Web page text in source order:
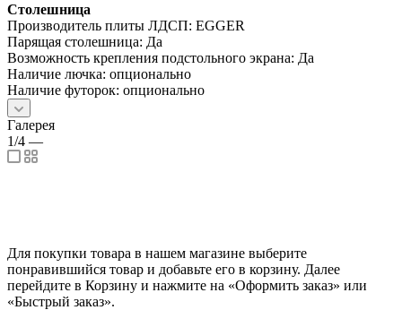
Столешница
Производитель плиты ЛДСП: EGGER
Парящая столешница: Да
Возможность крепления подстольного экрана: Да
Наличие лючка: опционально
Наличие футорок: опционально
Галерея
1/4 —
Для покупки товара в нашем магазине выберите
понравившийся товар и добавьте его в корзину. Далее
перейдите в Корзину и нажмите на «Оформить заказ» или
«Быстрый заказ».